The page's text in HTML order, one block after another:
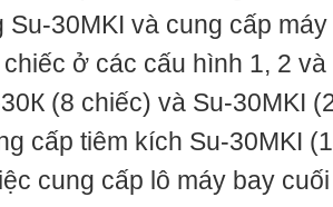
Su-30MKI và cung cấp
ở các cấu hình 1, 2
(8 chiếc) và Su-30MKI
cấp tiêm kích Su-30MKI
cung cấp lô máy bay